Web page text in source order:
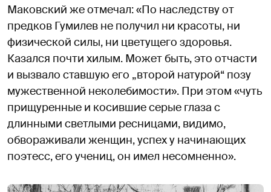
Маковский же отмечал: «По наследству от
предков Гумилев не получил ни красоты, ни
физической силы, ни цветущего здоровья.
Казался почти хилым. Может быть, это отчасти
и вызвало ставшую его „второй натурой“ позу
мужественной неколебимости». При этом «чуть
прищуренные и косившие серые глаза с
длинными светлыми ресницами, видимо,
обвораживали женщин, успех у начинающих
поэтесс, его учениц, он имел несомненно».